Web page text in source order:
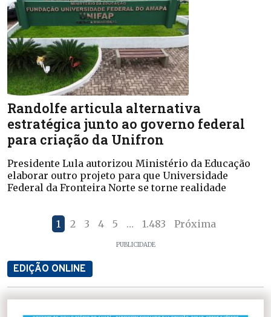
Randolfe articula alternativa
estratégica junto ao governo federal
para criação da Unifron
Presidente Lula autorizou Ministério da Educação
elaborar outro projeto para que Universidade
Federal da Fronteira Norte se torne realidade
1 2 3 4 5 … 1.483 Próxima
PUBLICIDADE
EDIÇÃO ONLINE